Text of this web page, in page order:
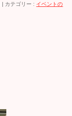
カテゴリー : イベントの